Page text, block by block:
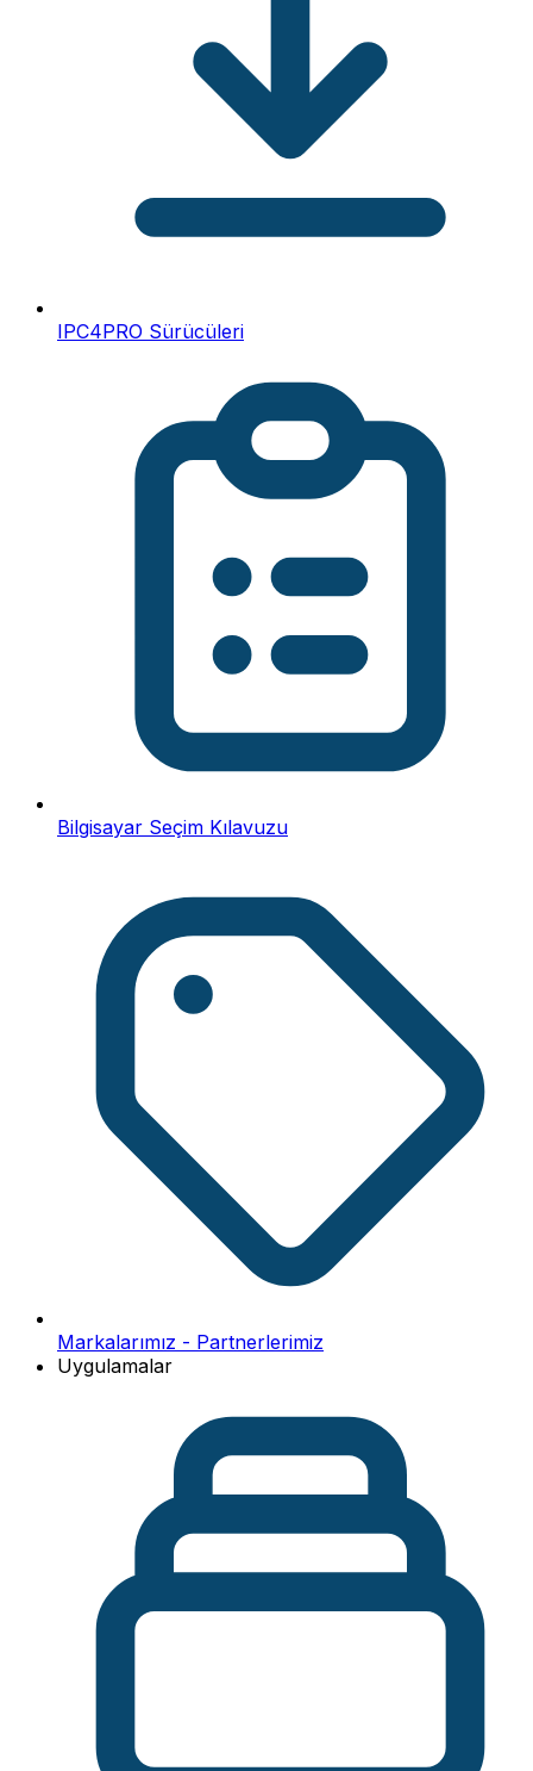
IPC4PRO Sürücüleri
Bilgisayar Seçim Kılavuzu
Markalarımız - Partnerlerimiz
Uygulamalar